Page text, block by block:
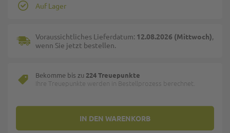
IN DEN WARENKORB
Auf Lager
Voraussichtliches Lieferdatum: 12.08.2026 (Mittwoch),
wenn Sie jetzt bestellen.
Bekomme bis zu 224 Treuepunkte
Ihre Treuepunkte werden in Bestellprozess berechnet.